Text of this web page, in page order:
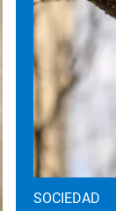
SOCIEDAD